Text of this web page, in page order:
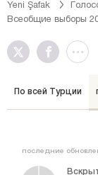
Yeni Şafak
Всеобщие выборы
По всей Турции
последние